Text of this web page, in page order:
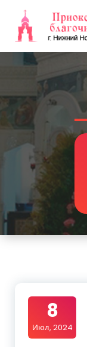
содержимому
8
Июл, 2024